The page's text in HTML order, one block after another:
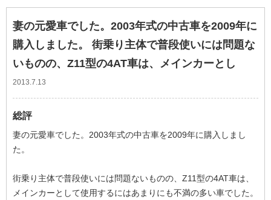
妻の元愛車でした。2003年式の中古車を2009年に
購入しました。 街乗り主体で普段使いには問題な
いものの、Z11型の4AT車は、メインカーとし
2013.7.13
総評
妻の元愛車でした。2003年式の中古車を2009年に購入しまし
た。
街乗り主体で普段使いには問題ないものの、Z11型の4AT車は、
メインカーとして使用するにはあまりにも不満の多い車でした。